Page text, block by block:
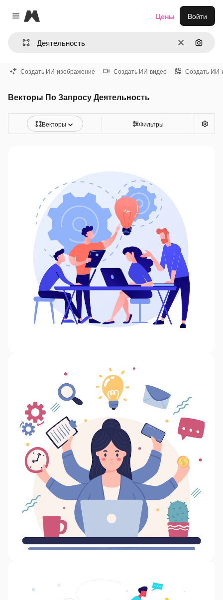
Close menu
Magnific
ОчиститьПоиск
Цены Войти
Создать ИИ-изображение Создать ИИ-видео Создать ИИ-
Векторы По Запросу Деятельность
Векторы Фильтры